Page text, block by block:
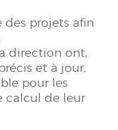
des projets afin
direction ont,
et à jour,
pour les
calcul de leur